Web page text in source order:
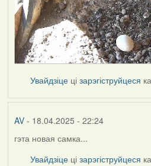
Увайдзіце цізарэгіструйцеся
AV- 18.04.2025 - 22:24
гэта новая самка...
Увайдзіце цізарэгіструйцеся